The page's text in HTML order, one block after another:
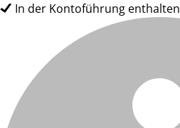
In der Kontoführung enthalten